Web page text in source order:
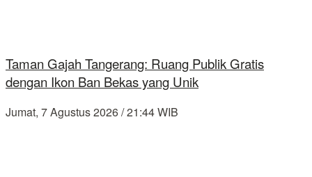
Taman Gajah Tangerang: Ruang Publik Gratis
dengan Ikon Ban Bekas yang Unik
Jumat, 7 Agustus 2026 / 21:44 WIB